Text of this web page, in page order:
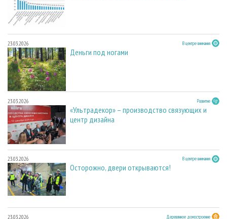
23.03.2026 В центре внимания
Деньги под ногами
23.03.2026 Развитие
«Ультрадекор» – производство связующих и
центр дизайна
23.03.2026 В центре внимания
Осторожно, двери открываются!
23.03.2026 Деревянное домостроение